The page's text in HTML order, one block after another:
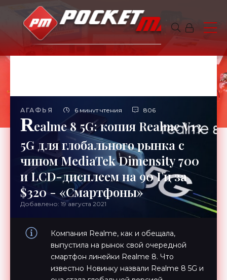
АГАФЬЯ 6 минут чтения 806
Realme 8 5G: копия Realme V13
5G для глобального рынка с
чипом MediaTek Dimensity 700
и LCD-дисплеем на 90 Гц за
$320 - «Смартфоны»
Добавлено: 19 августа 2021
Компания Realme, как и обещала,
выпустила на рынок свой очередной
смартфон линейки Realme 8. Что
известно Новинку назвали Realme 8 5G и